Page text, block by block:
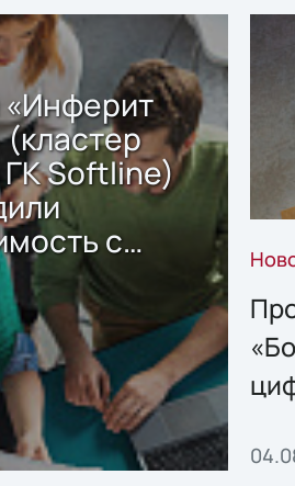
(кластер
Softline)
с
Sharx
для
данных